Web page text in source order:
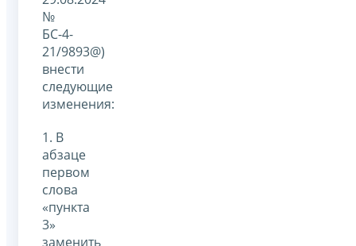
№
БС-4-
21/9893@)
внести
следующие
изменения:
1. В
абзаце
первом
слова
«пункта
3»
заменить